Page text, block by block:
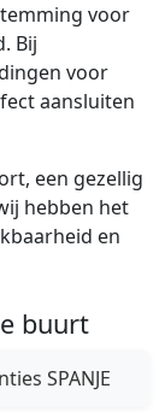
voor
Bij
voor
aansluiten
een gezellig
hebben het
en
buurt
SPANJE